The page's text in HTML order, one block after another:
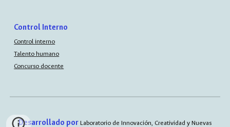
Control Interno
Control interno
Talento humano
Concurso docente
Desarrollado porLaboratorio de Innovación, Creatividad y Nuevas